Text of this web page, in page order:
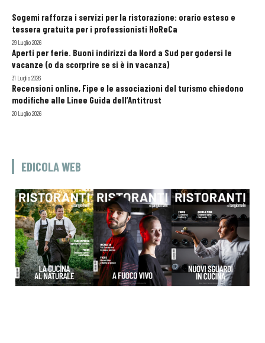
Sogemi rafforza i servizi per la ristorazione: orario esteso e
tessera gratuita per i professionisti HoReCa
29 Luglio 2026
Aperti per ferie. Buoni indirizzi da Nord a Sud per godersi le
vacanze (o da scorprire se si è in vacanza)
31 Luglio 2026
Recensioni online, Fipe e le associazioni del turismo chiedono
modifiche alle Linee Guida dell’Antitrust
20 Luglio 2026
EDICOLA WEB